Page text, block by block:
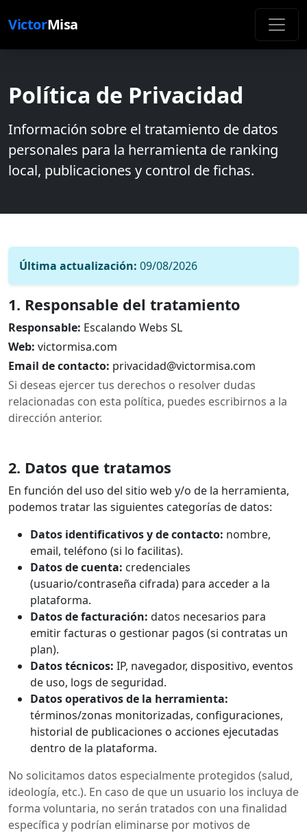
VictorMisa
Política de Privacidad
Información sobre el tratamiento de datos
personales para la herramienta de ranking
local, publicaciones y control de fichas.
Última actualización: 09/08/2026
1. Responsable del tratamiento
Responsable: Escalando Webs SL
Web: victormisa.com
Email de contacto: privacidad@victormisa.com
Si deseas ejercer tus derechos o resolver dudas
relacionadas con esta política, puedes escribirnos a la
dirección anterior.
2. Datos que tratamos
En función del uso del sitio web y/o de la herramienta,
podemos tratar las siguientes categorías de datos:
Datos identificativos y de contacto: nombre,
email, teléfono (si lo facilitas).
Datos de cuenta: credenciales
(usuario/contraseña cifrada) para acceder a la
plataforma.
Datos de facturación: datos necesarios para
emitir facturas o gestionar pagos (si contratas un
plan).
Datos técnicos: IP, navegador, dispositivo, eventos
de uso, logs de seguridad.
Datos operativos de la herramienta:
términos/zonas monitorizadas, configuraciones,
historial de publicaciones o acciones ejecutadas
dentro de la plataforma.
No solicitamos datos especialmente protegidos (salud,
ideología, etc.). En caso de que un usuario los incluya de
forma voluntaria, no serán tratados con una finalidad
específica y podrían eliminarse por motivos de